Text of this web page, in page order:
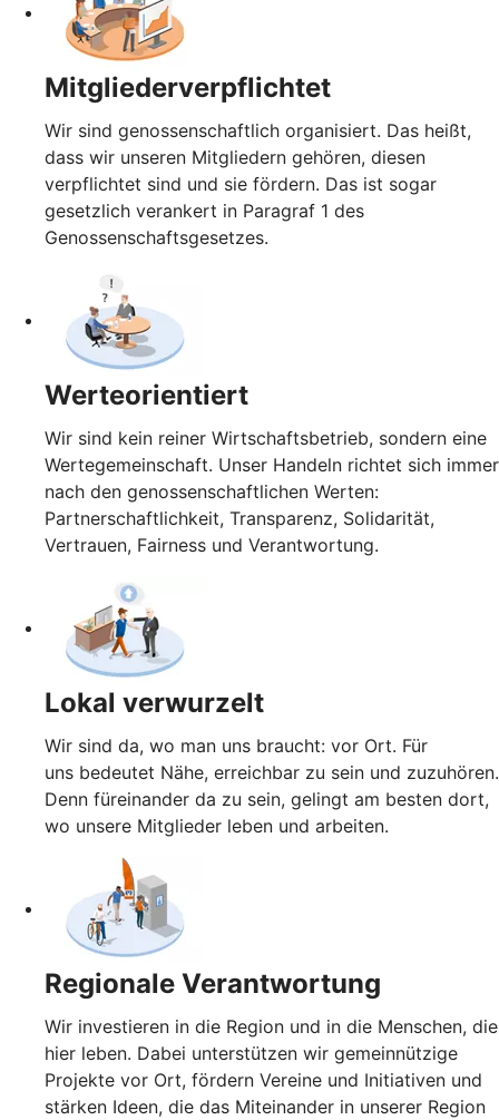
Mitgliederverpflichtet
Wir sind genossenschaftlich organisiert. Das heißt,
dass wir unseren Mitgliedern gehören, diesen
verpflichtet sind und sie fördern. Das ist sogar
gesetzlich verankert in Paragraf 1 des
Genossenschaftsgesetzes.
Werteorientiert
Wir sind kein reiner Wirtschaftsbetrieb, sondern eine
Wertegemeinschaft. Unser Handeln richtet sich immer
nach den genossenschaftlichen Werten:
Partnerschaftlichkeit, Transparenz, Solidarität,
Vertrauen, Fairness und Verantwortung.
Lokal verwurzelt
Wir sind da, wo man uns braucht: vor Ort. Für
uns bedeutet Nähe, erreichbar zu sein und zuzuhören.
Denn füreinander da zu sein, gelingt am besten dort,
wo unsere Mitglieder leben und arbeiten.
Regionale Verantwortung
Wir investieren in die Region und in die Menschen, die
hier leben. Dabei unterstützen wir gemeinnützige
Projekte vor Ort, fördern Vereine und Initiativen und
stärken Ideen, die das Miteinander in unserer Region